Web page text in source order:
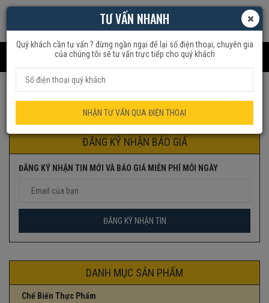
ĐĂNG KÝ NHẬN BÁO GIÁ
ĐĂNG KÝ NHẬN TIN MỚI VÀ BÁO GIÁ MIỄN PHÍ MỖI NGÀY
DANH MỤC SẢN PHẨM
Chế Biến Thực Phẩm
TƯ VẤN NHANH
Quý khách cần tư vấn ? đừng ngần ngại để lại số điện thoại, chuyên gia
của chúng tôi sẽ tư vấn trực tiếp cho quý khách
NHẬN TƯ VẤN QUA ĐIỆN THOẠI